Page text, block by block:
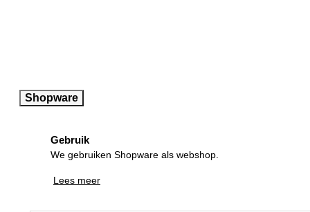
Shopware
Gebruik
We gebruiken Shopware als webshop.
Lees meer